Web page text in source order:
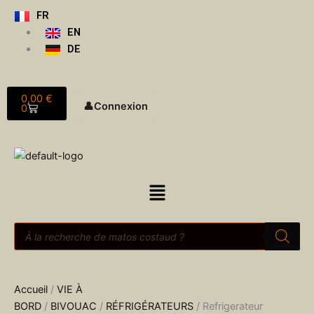
FR
EN
DE
0,00 €
0
Panier
👤Connexion
Menu
Recherche
Accueil / VIE À
BORD / BIVOUAC / RÉFRIGÉRATEURS / Refrigerateur